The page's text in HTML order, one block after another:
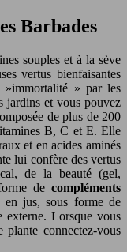
Barbades
souples et à la sève
vertus bienfaisantes
»immortalité » par les
jardins et vous pouvez
de plus de 200
B, C et E. Elle
et en acides aminés
lui confère des vertus
de la beauté (gel,
de compléments
en jus, sous forme de
externe. Lorsque vous
connectez-vous